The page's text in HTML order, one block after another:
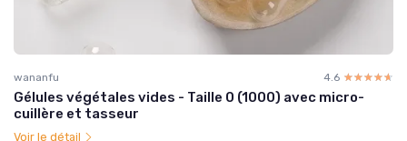
wananfu 4.6 ☆☆☆☆☆
★★★★★
Gélules végétales vides - Taille 0 (1000) avec micro-
cuillère et tasseur
Voir le détail